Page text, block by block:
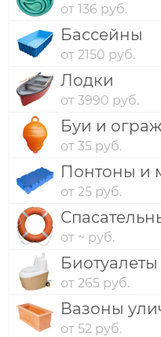
от 136 руб.
Бассейны
от 2150 руб.
Лодки
от 3990 руб.
Буи и
от 35 руб.
Понтоны и
от 25 руб.
от ~ руб.
Биотуалеты
от 265 руб.
Вазоны
от 52 руб.